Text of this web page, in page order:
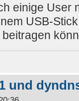
einige User
USB-
beitragen
und